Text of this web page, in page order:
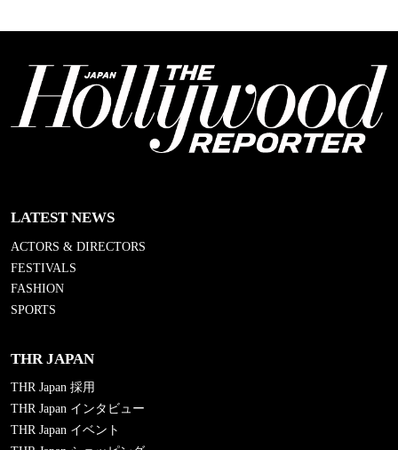
LATEST NEWS
ACTORS & DIRECTORS
FESTIVALS
FASHION
SPORTS
THR JAPAN
THR Japan 採用
THR Japan インタビュー
THR Japan イベント